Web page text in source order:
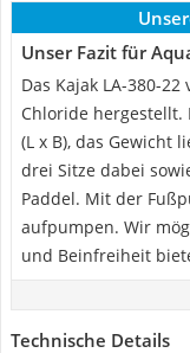
Unser Fazit für
Das Kajak LA-380-
Chloride hergestellt.
(L x B), das Gewicht
drei Sitze dabei
Paddel. Mit der
aufpumpen. Wir
und Beinfreiheit
Technische Details